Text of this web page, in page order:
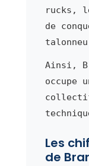
rucks,
de
Ainsi,
occupe
Les
de